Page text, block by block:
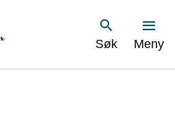
S
e
Søk Vis
Meny